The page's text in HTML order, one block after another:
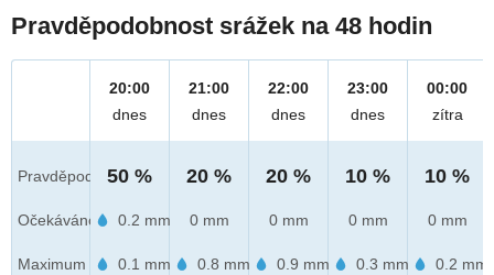
Pravděpodobnost srážek na 48 hodin
Pravděpod.
Očekáváno
Maximum
20:00
dnes
50 %
0.2 mm
0.1 mm
21:00
dnes
20 %
0 mm
0.8 mm
22:00
dnes
20 %
0 mm
0.9 mm
23:00
dnes
10 %
0 mm
0.3 mm
00:00
zítra
10 %
0 mm
0.2 mm